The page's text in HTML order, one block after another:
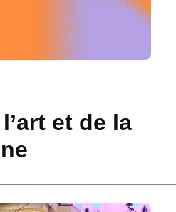
et de la